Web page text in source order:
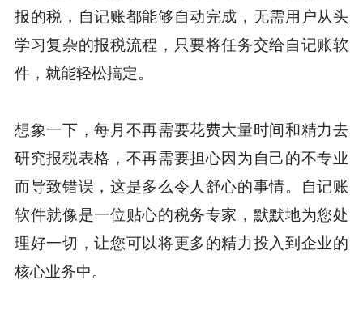
报的税，自记账都能够自动完成，无需用户从头
学习复杂的报税流程，只要将任务交给自记账软
件，就能轻松搞定。
想象一下，每月不再需要花费大量时间和精力去
研究报税表格，不再需要担心因为自己的不专业
而导致错误，这是多么令人舒心的事情。自记账
软件就像是一位贴心的税务专家，默默地为您处
理好一切，让您可以将更多的精力投入到企业的
核心业务中。